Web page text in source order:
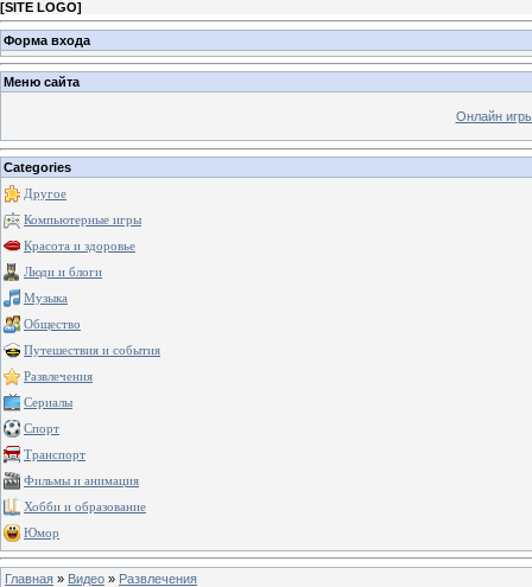
[SITE LOGO]
Форма входа
Меню сайта
Онлайн
Categories
Другое
Компьютерные игры
Красота и здоровье
Люди и блоги
Музыка
Общество
Путешествия и события
Развлечения
Сериалы
Спорт
Транспорт
Фильмы и анимация
Хобби и образование
Юмор
Главная » Видео » Развлечения